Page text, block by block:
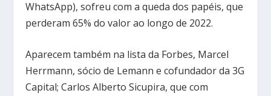
WhatsApp), sofreu com a queda dos papéis, que
perderam 65% do valor ao longo de 2022.
Aparecem também na lista da Forbes, Marcel
Herrmann, sócio de Lemann e cofundador da 3G
Capital; Carlos Alberto Sicupira, que com